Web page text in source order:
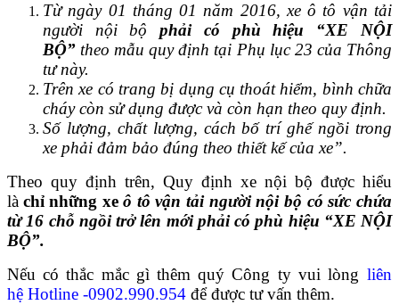
Từ ngày 01 tháng 01 năm 2016, xe ô tô vận tải
người nội bộ phải có phù hiệu “XE NỘI
BỘ” theo mẫu quy định tại Phụ lục 23 của Thông
tư này.
Trên xe có trang bị dụng cụ thoát hiểm, bình chữa
cháy còn sử dụng được và còn hạn theo quy định.
Số lượng, chất lượng, cách bố trí ghế ngồi trong
xe phải đảm bảo đúng theo thiết kế của xe”.
Theo quy định trên, Quy định xe nội bộ được hiểu
là chỉ những xe ô tô vận tải người nội bộ có sức chứa
từ 16 chỗ ngồi trở lên mới phải có phù hiệu “XE NỘI
BỘ”.
Nếu có thắc mắc gì thêm quý Công ty vui lòng liên
hệ Hotline -0902.990.954 để được tư vấn thêm.